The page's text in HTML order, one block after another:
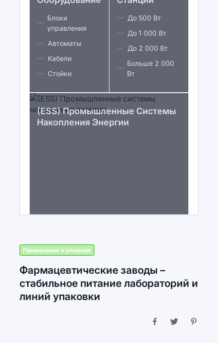
Блоки
управления
Автоматы
Кабели
Стойки
До 500 Вт
До 1 000 Вт
До 2 000 Вт
Больше 2 000
Вт
(ESS) Промышленные Системы
Накопления Энергии
Применение и решение
Фармацевтические заводы –
стабильное питание лабораторий и
линий упаковки